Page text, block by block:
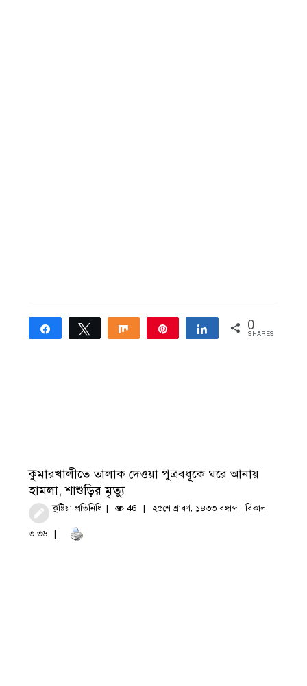
Share Tweet Share Share 0
SHARES
কুমারখালীতে তালাক দেওয়া পুত্রবধূকে ঘরে আনায়
হামলা, শাশুড়ির মৃত্যু
কুষ্টিয়া প্রতিনিধি 46 ২৫শে শ্রাবণ, ১৪৩৩ বঙ্গাব্দ · বিকাল
৩:৩৬